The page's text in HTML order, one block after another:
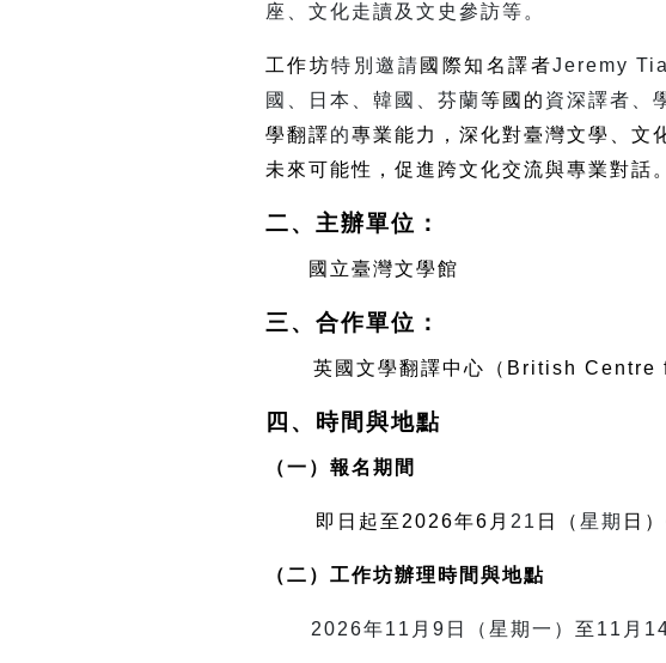
座、文化走讀及文史參訪等。
工作坊特別邀請 國際知名譯者Jeremy
國、日本、韓國、芬蘭等國的 資深譯者、
學翻譯的專業能力，深化對臺灣文學、文
未來可能性，促進跨文化交流與專業對話。
二、主辦單位：
國立臺灣文學館
三、合作單位：
英國文學翻譯中心（ British Centre
四、時間與地點
（一）報名期間
即日起至 2026年6 月 21 日（ 星期 日
（二）工作坊辦理時間與地點
2026年11 月 9 日（星期一）至 11 月